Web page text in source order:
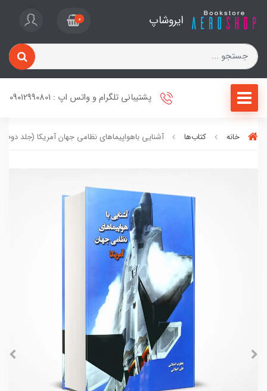
ایروشاپ 0
پشتیبانی تلگرام و واتس اپ : 09012990801
خانه کتاب‌ها آشنایی باهواپیماهای نظامی جهان آمریکا (جلد دوم)